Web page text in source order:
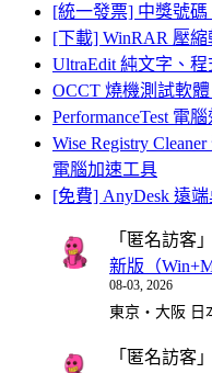
[統一發票] 中獎號碼
[下載] WinRAR 壓縮
UltraEdit 純文字、
OCCT 燒機測試軟
PerformanceTest 電
Wise Registry
電腦加速工具
[免費] AnyDesk 遠
「 匿名訪客
新版（
08-03, 2026
東京・大阪 日
「 匿名訪客